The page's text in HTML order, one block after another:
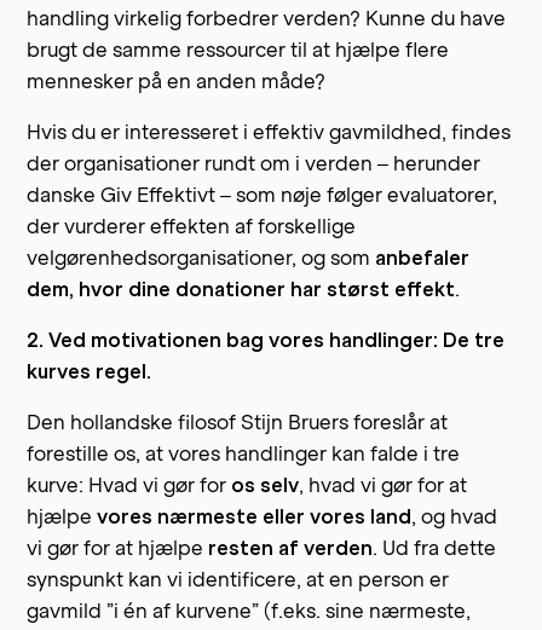
handling virkelig forbedrer verden? Kunne du have
brugt de samme ressourcer til at hjælpe flere
mennesker på en anden måde?
Hvis du er interesseret i effektiv gavmildhed, findes
der organisationer rundt om i verden – herunder
danske Giv Effektivt – som nøje følger evaluatorer,
der vurderer effekten af forskellige
velgørenhedsorganisationer, og som anbefaler
dem, hvor dine donationer har størst effekt.
2. Ved motivationen bag vores handlinger: De tre
kurves regel.
Den hollandske filosof Stijn Bruers foreslår at
forestille os, at vores handlinger kan falde i tre
kurve: Hvad vi gør for os selv, hvad vi gør for at
hjælpevores nærmeste eller vores land, og hvad
vi gør for at hjælpe resten af verden. Ud fra dette
synspunkt kan vi identificere, at en person er
gavmild ”i én af kurvene” (f.eks. sine nærmeste,